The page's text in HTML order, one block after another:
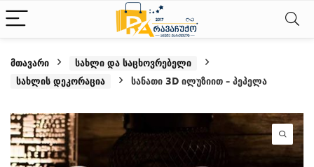
მთავარი
სახლი და საცხოვრებელი
სახლის დეკორაცია
სანათი 3D ილუზიით – პეპელა